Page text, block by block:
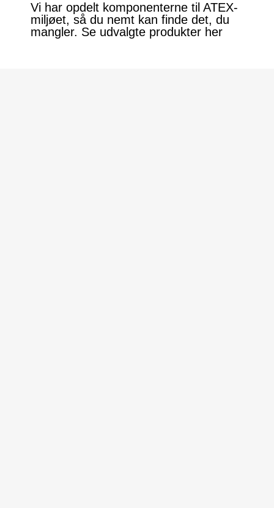
Vi har opdelt komponenterne til ATEX-
miljøet, så du nemt kan finde det, du
mangler. Se udvalgte produkter her